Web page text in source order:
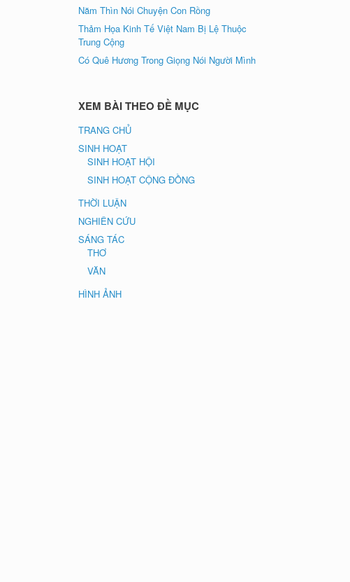
Năm Thìn Nói Chuyện Con Rồng
Thảm Họa Kinh Tế Việt Nam Bị Lệ Thuộc
Trung Cộng
Có Quê Hương Trong Giọng Nói Người Mình
XEM BÀI THEO ĐỀ MỤC
TRANG CHỦ
SINH HOẠT
SINH HOẠT HỘI
SINH HOẠT CỘNG ĐỒNG
THỜI LUẬN
NGHIÊN CỨU
SÁNG TÁC
THƠ
VĂN
HÌNH ẢNH